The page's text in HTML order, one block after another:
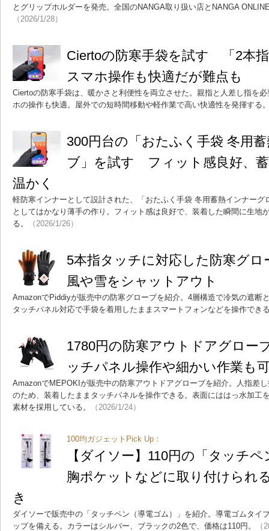
とグリップホルダーを発売。全国のNANGA取り扱い店とNANGA
（2026/1/28）
Ciertoの防寒手袋を試す 「2本
スマホ操作も快適だが難点も
Ciertoの防寒手袋は、暖かさと利便性を両立させた。親指と人差し指を
ホの操作も快適。屋外での短時間移動や軽作業で高い快適性を発揮する
300円台の「おたふく手袋 冬用
ブ」を試す フィット感良好、
温かく
軽防寒インナーとして設計された、「おたふく手袋 冬用蓄熱インナーグ
としてはかなり薄手の作り。フィット感は良好で、装着した瞬間に生地
る。
（2026/1/26）
5本指タッチに対応した防寒グ
風や雪をシャットアウト
AmazonでPiddiyが販売中の防寒グローブを紹介。4層構造で冷気の遮断
タッチパネル対応で手袋を着用したままスマートフォンなどを操作でき
1780円の防寒アウトドアグロ
ッチパネル操作や細かい作業も
AmazonでMEPOKIが販売中の防寒アウトドアグローブを紹介。人指差
のため、装着したままタッチパネルを操作できる。表面にははっ水加工
素材を採用している。
（2026/1/24）
100均ガジェットPick Up：
【ダイソー】110円の「タッチ
胸ポケットなどに取り付けられ
き
ダイソーで販売中の「タッチペン（導電ゴム）」を紹介。導電ゴムタイ
ップを備える。カラーはシルバー、ブラックの2色で、価格は110円。
（